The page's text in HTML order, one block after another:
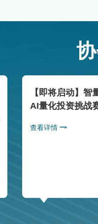
【即将启动】
AI量化投资挑战
查看详情